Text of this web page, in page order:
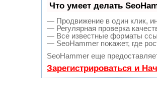
Что умеет делать
— Продвижение в один клик,
— Регулярная проверка
— Все известные форматы
— SeoHammer покажет, где
SeoHammer еще
Зарегистрироваться и